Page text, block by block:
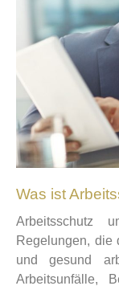
Was ist
Arbeitsschutz
Regelungen, die
und gesund
Arbeitsunfälle,